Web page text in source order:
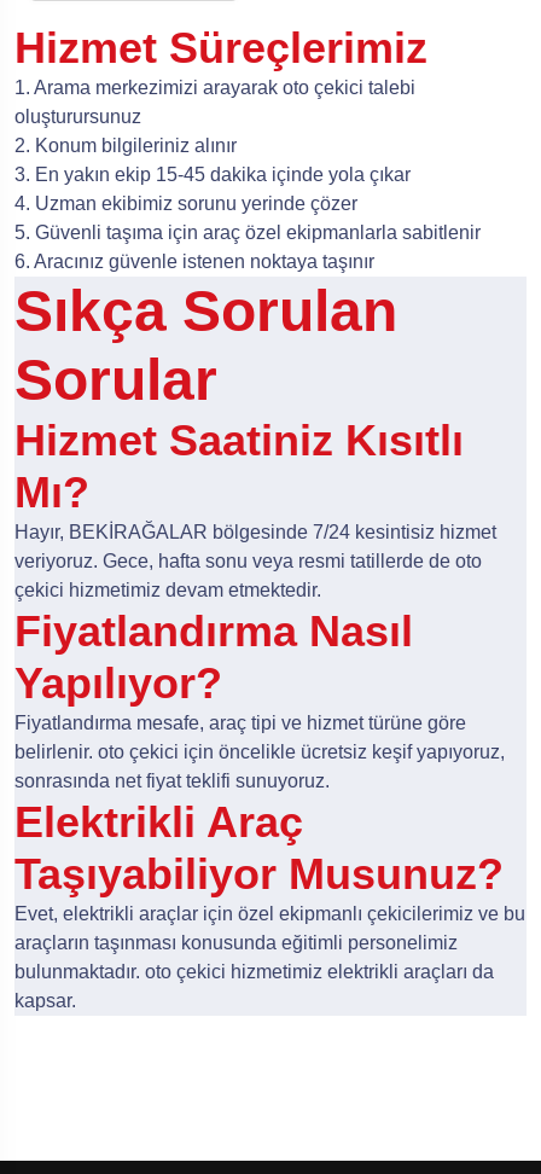
Hizmet Süreçlerimiz
1. Arama merkezimizi arayarak oto çekici talebi
oluşturursunuz
2. Konum bilgileriniz alınır
3. En yakın ekip 15-45 dakika içinde yola çıkar
4. Uzman ekibimiz sorunu yerinde çözer
5. Güvenli taşıma için araç özel ekipmanlarla sabitlenir
6. Aracınız güvenle istenen noktaya taşınır
Sıkça Sorulan
Sorular
Hizmet Saatiniz Kısıtlı
Mı?
Hayır, BEKİRAĞALAR bölgesinde 7/24 kesintisiz hizmet
veriyoruz. Gece, hafta sonu veya resmi tatillerde de oto
çekici hizmetimiz devam etmektedir.
Fiyatlandırma Nasıl
Yapılıyor?
Fiyatlandırma mesafe, araç tipi ve hizmet türüne göre
belirlenir. oto çekici için öncelikle ücretsiz keşif yapıyoruz,
sonrasında net fiyat teklifi sunuyoruz.
Elektrikli Araç
Taşıyabiliyor Musunuz?
Evet, elektrikli araçlar için özel ekipmanlı çekicilerimiz ve bu
araçların taşınması konusunda eğitimli personelimiz
bulunmaktadır. oto çekici hizmetimiz elektrikli araçları da
kapsar.